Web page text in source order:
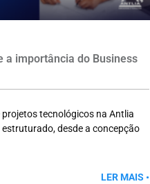
a importância do Business
tecnológicos na Antlia
desde a concepção
LER MAIS •